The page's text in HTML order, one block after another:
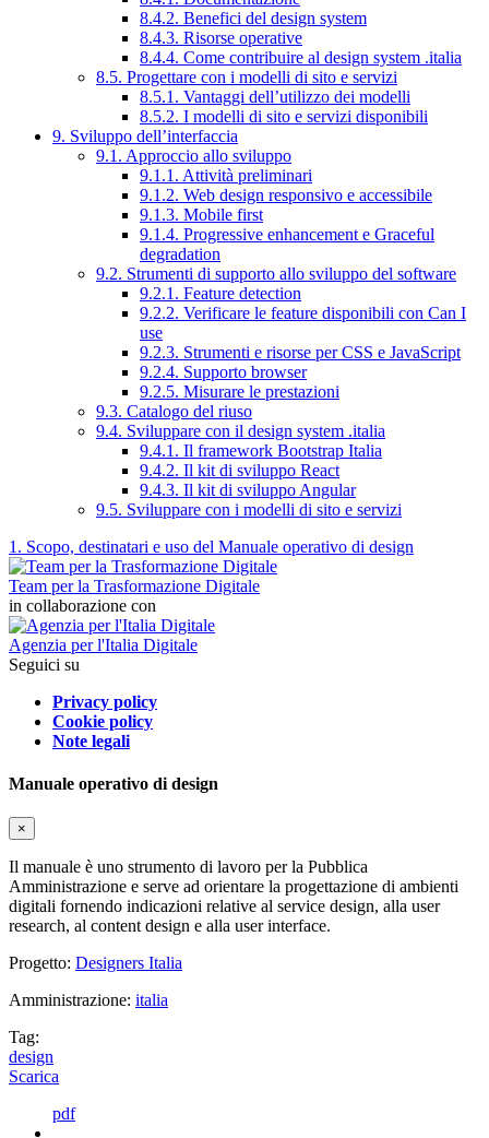
8.4.2. Benefici del design system
8.4.3. Risorse operative
8.4.4. Come contribuire al design system .italia
8.5. Progettare con i modelli di sito e servizi
8.5.1. Vantaggi dell’utilizzo dei modelli
8.5.2. I modelli di sito e servizi disponibili
9. Sviluppo dell’interfaccia
9.1. Approccio allo sviluppo
9.1.1. Attività preliminari
9.1.2. Web design responsivo e accessibile
9.1.3. Mobile first
9.1.4. Progressive enhancement e Graceful
degradation
9.2. Strumenti di supporto allo sviluppo del software
9.2.1. Feature detection
9.2.2. Verificare le feature disponibili con Can I
use
9.2.3. Strumenti e risorse per CSS e JavaScript
9.2.4. Supporto browser
9.2.5. Misurare le prestazioni
9.3. Catalogo del riuso
9.4. Sviluppare con il design system .italia
9.4.1. Il framework Bootstrap Italia
9.4.2. Il kit di sviluppo React
9.4.3. Il kit di sviluppo Angular
9.5. Sviluppare con i modelli di sito e servizi
1. Scopo, destinatari e uso del Manuale operativo di design
Team per la Trasformazione Digitale
in collaborazione con
Agenzia per l'Italia Digitale
Seguici su
Privacy policy
Cookie policy
Note legali
Manuale operativo di design
×
Il manuale è uno strumento di lavoro per la Pubblica
Amministrazione e serve ad orientare la progettazione di ambienti
digitali fornendo indicazioni relative al service design, alla user
research, al content design e alla user interface.
Progetto: Designers Italia
Amministrazione: italia
Tag:
design
Scarica
pdf